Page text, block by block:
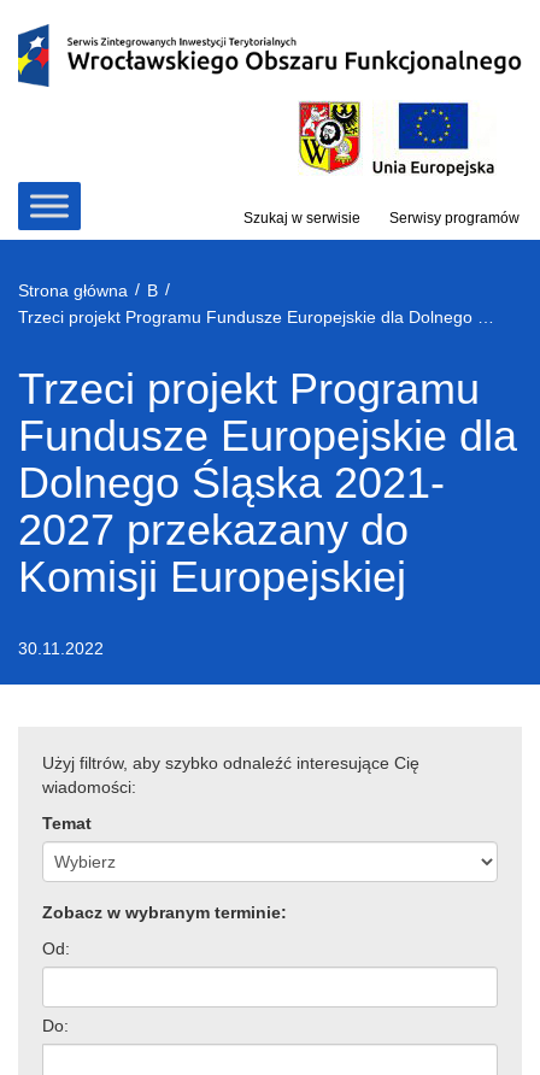
treści
Szukaj w serwisie Serwisy programów
Strona główna / B /
Trzeci projekt Programu
Fundusze Europejskie dla
Dolnego Śląska 2021-
2027 przekazany do
Komisji Europejskiej
30.11.2022
Użyj filtrów, aby szybko odnaleźć interesujące Cię
wiadomości:
Temat
Zobacz w wybranym terminie:
Od:
Do: